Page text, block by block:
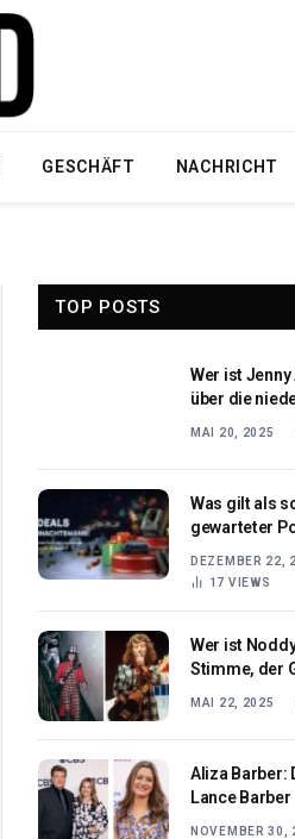
GESCHÄFT NACHRICHT
TOP POSTS
Wer ist
über die
MAI 20, 2025
Was gilt als
gewarteter
Pflege mit
DEZEMBER 22,
17 VIEWS
Wer ist
Stimme, der
Songwriting-
MAI 22, 2025
Aliza Barber:
Lance Barber
NOVEMBER 30,